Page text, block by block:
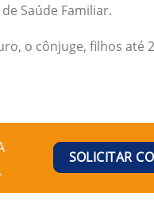
Saúde Familiar.
o cônjuge, filhos até
SOLICITAR